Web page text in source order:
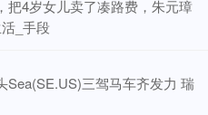
把4岁女儿卖了凑路费，朱元璋
_手段
Sea(SE.US)三驾马车齐发力 瑞